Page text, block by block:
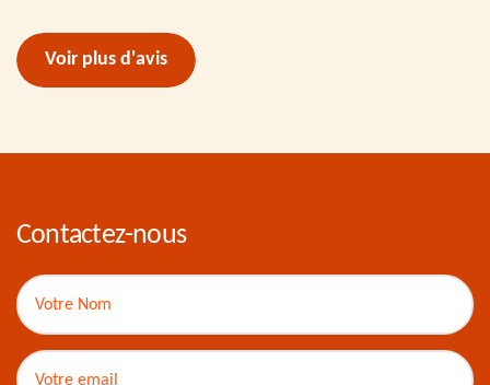
Voir plus d'avis
Contactez-nous